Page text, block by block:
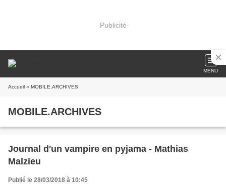
Publicité
MENU
Accueil » MOBILE.ARCHIVES
MOBILE.ARCHIVES
Journal d'un vampire en pyjama - Mathias
Malzieu
Publié le 28/03/2018 à 10:45